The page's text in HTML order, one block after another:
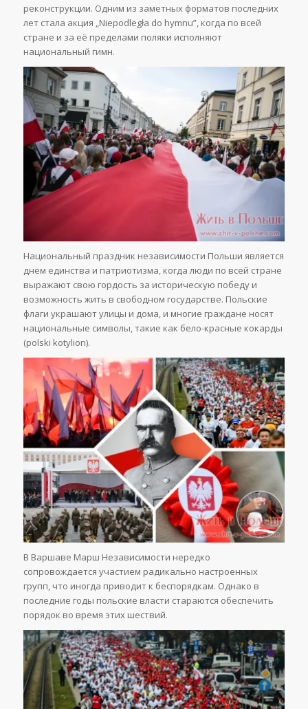
реконструкции. Одним из заметных форматов последних
лет стала акция „Niepodległa do hymnu”, когда по всей
стране и за её пределами поляки исполняют
национальный гимн.
Национальный праздник независимости Польши является
днем единства и патриотизма, когда люди по всей стране
выражают свою гордость за историческую победу и
возможность жить в свободном государстве. Польские
флаги украшают улицы и дома, и многие граждане носят
национальные символы, такие как бело-красные кокарды
(polski kotylion).
В Варшаве Марш Независимости нередко
сопровождается участием радикально настроенных
групп, что иногда приводит к беспорядкам. Однако в
последние годы польские власти стараются обеспечить
порядок во время этих шествий.